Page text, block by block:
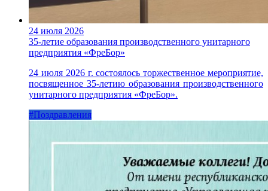
24 июля 2026
35-летие образования производственного унитарного
предприятия «ФреБор»
24 июля 2026 г. состоялось торжественное мероприятие,
посвященное 35-летию образования производственного
унитарного предприятия «ФреБор».
#Поздравления